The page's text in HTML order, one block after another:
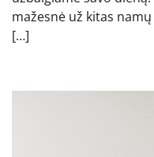
mažesnė už kitas
[…]